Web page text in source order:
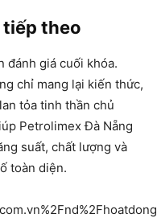
tiếp theo
đánh giá cuối khóa.
chỉ mang lại kiến thức,
tỏa tinh thần chủ
Petrolimex Đà Nẵng
suất, chất lượng và
toàn diện.